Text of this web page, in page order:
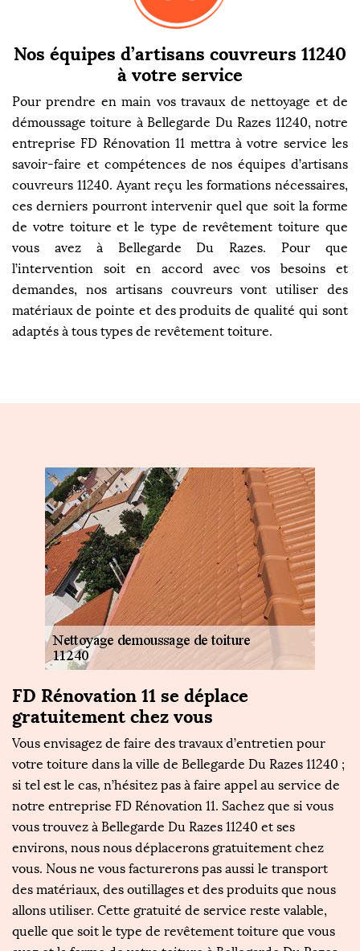
Nos équipes d’artisans couvreurs 11240
à votre service
Pour prendre en main vos travaux de nettoyage et de
démoussage toiture à Bellegarde Du Razes 11240, notre
entreprise FD Rénovation 11 mettra à votre service les
savoir-faire et compétences de nos équipes d’artisans
couvreurs 11240. Ayant reçu les formations nécessaires,
ces derniers pourront intervenir quel que soit la forme
de votre toiture et le type de revêtement toiture que
vous avez à Bellegarde Du Razes. Pour que
l’intervention soit en accord avec vos besoins et
demandes, nos artisans couvreurs vont utiliser des
matériaux de pointe et des produits de qualité qui sont
adaptés à tous types de revêtement toiture.
FD Rénovation 11 se déplace
gratuitement chez vous
Vous envisagez de faire des travaux d’entretien pour
votre toiture dans la ville de Bellegarde Du Razes 11240 ;
si tel est le cas, n’hésitez pas à faire appel au service de
notre entreprise FD Rénovation 11. Sachez que si vous
vous trouvez à Bellegarde Du Razes 11240 et ses
environs, nous nous déplacerons gratuitement chez
vous. Nous ne vous facturerons pas aussi le transport
des matériaux, des outillages et des produits que nous
allons utiliser. Cette gratuité de service reste valable,
quelle que soit le type de revêtement toiture que vous